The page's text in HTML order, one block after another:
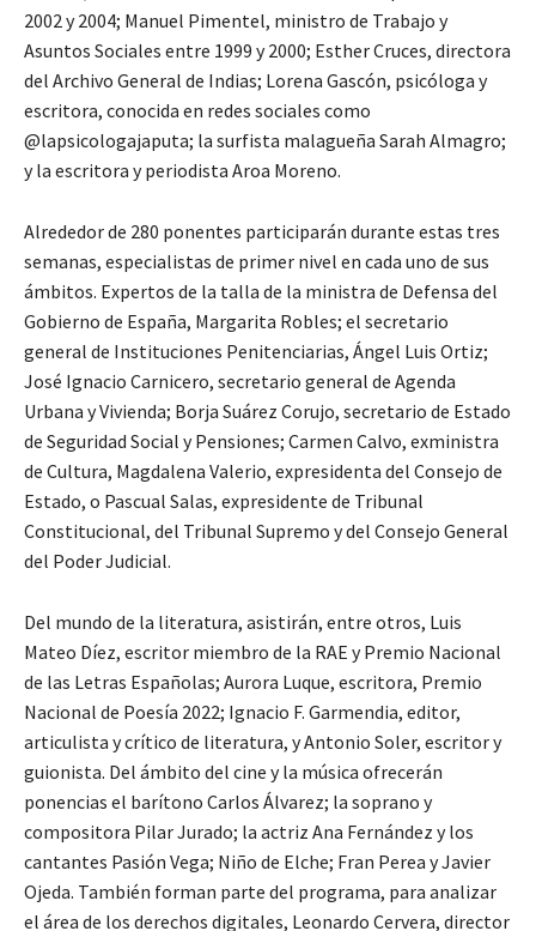
2002 y 2004; Manuel Pimentel, ministro de Trabajo y
Asuntos Sociales entre 1999 y 2000; Esther Cruces, directora
del Archivo General de Indias; Lorena Gascón, psicóloga y
escritora, conocida en redes sociales como
@lapsicologajaputa; la surfista malagueña Sarah Almagro;
y la escritora y periodista Aroa Moreno.
Alrededor de 280 ponentes participarán durante estas tres
semanas, especialistas de primer nivel en cada uno de sus
ámbitos. Expertos de la talla de la ministra de Defensa del
Gobierno de España, Margarita Robles; el secretario
general de Instituciones Penitenciarias, Ángel Luis Ortiz;
José Ignacio Carnicero, secretario general de Agenda
Urbana y Vivienda; Borja Suárez Corujo, secretario de Estado
de Seguridad Social y Pensiones; Carmen Calvo, exministra
de Cultura, Magdalena Valerio, expresidenta del Consejo de
Estado, o Pascual Salas, expresidente de Tribunal
Constitucional, del Tribunal Supremo y del Consejo General
del Poder Judicial.
Del mundo de la literatura, asistirán, entre otros, Luis
Mateo Díez, escritor miembro de la RAE y Premio Nacional
de las Letras Españolas; Aurora Luque, escritora, Premio
Nacional de Poesía 2022; Ignacio F. Garmendia, editor,
articulista y crítico de literatura, y Antonio Soler, escritor y
guionista. Del ámbito del cine y la música ofrecerán
ponencias el barítono Carlos Álvarez; la soprano y
compositora Pilar Jurado; la actriz Ana Fernández y los
cantantes Pasión Vega; Niño de Elche; Fran Perea y Javier
Ojeda. También forman parte del programa, para analizar
el área de los derechos digitales, Leonardo Cervera, director